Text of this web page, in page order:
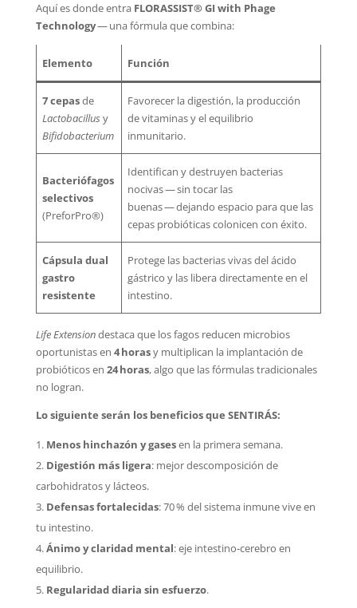
Aquí es donde entra FLORASSIST® GI with Phage
Technology— una fórmula que combina:
Elemento Función
7 cepasde
Lactobacillus y
Bifidobacterium
Favorecer la digestión, la producción
de vitaminas y el equilibrio
inmunitario.
Bacteriófagos
selectivos
(PreforPro®)
Identifican y destruyen bacterias
nocivas — sin tocar las
buenas — dejando espacio para que las
cepas probióticas colonicen con éxito.
Cápsula dual
gastro
resistente
Protege las bacterias vivas del ácido
gástrico y las libera directamente en el
intestino.
Life Extensiondestaca que los fagos reducen microbios
oportunistas en 4 horasy multiplican la implantación de
probióticos en 24 horas, algo que las fórmulas tradicionales
no logran.
Lo siguiente serán los beneficios que SENTIRÁS:
Menos hinchazón y gasesen la primera semana.
Digestión más ligera: mejor descomposición de
carbohidratos y lácteos.
Defensas fortalecidas: 70 % del sistema inmune vive en
tu intestino.
Ánimo y claridad mental: eje intestino‑cerebro en
equilibrio.
Regularidad diaria sin esfuerzo.